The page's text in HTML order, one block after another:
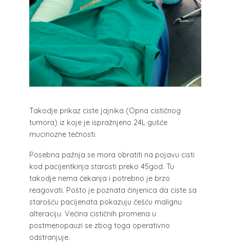
Takodje prikaz ciste jajnika (Opna cističnog
tumora) iz koje je ispražnjeno 24L gušće
mucinozne tečnosti.
Posebna pažnja se mora obratiti na pojavu cisti
kod pacijentkinja starosti preko 45god. Tu
takodje nema čekanja i potrebno je brzo
reagovati. Pošto je poznata činjenica da ciste sa
starošću pacijenata pokazuju češću malignu
alteraciju. Većina cističnih promena u
postmenopauzi se zbog toga operativno
odstranjuje.